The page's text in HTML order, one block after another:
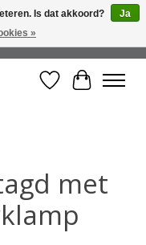
naar vrijblijvend
Verlanglijst
met
Is dat akkoord?
Ja
»